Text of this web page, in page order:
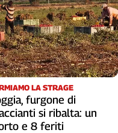
LA STRAGE
furgone di
si ribalta: un
e 8 feriti